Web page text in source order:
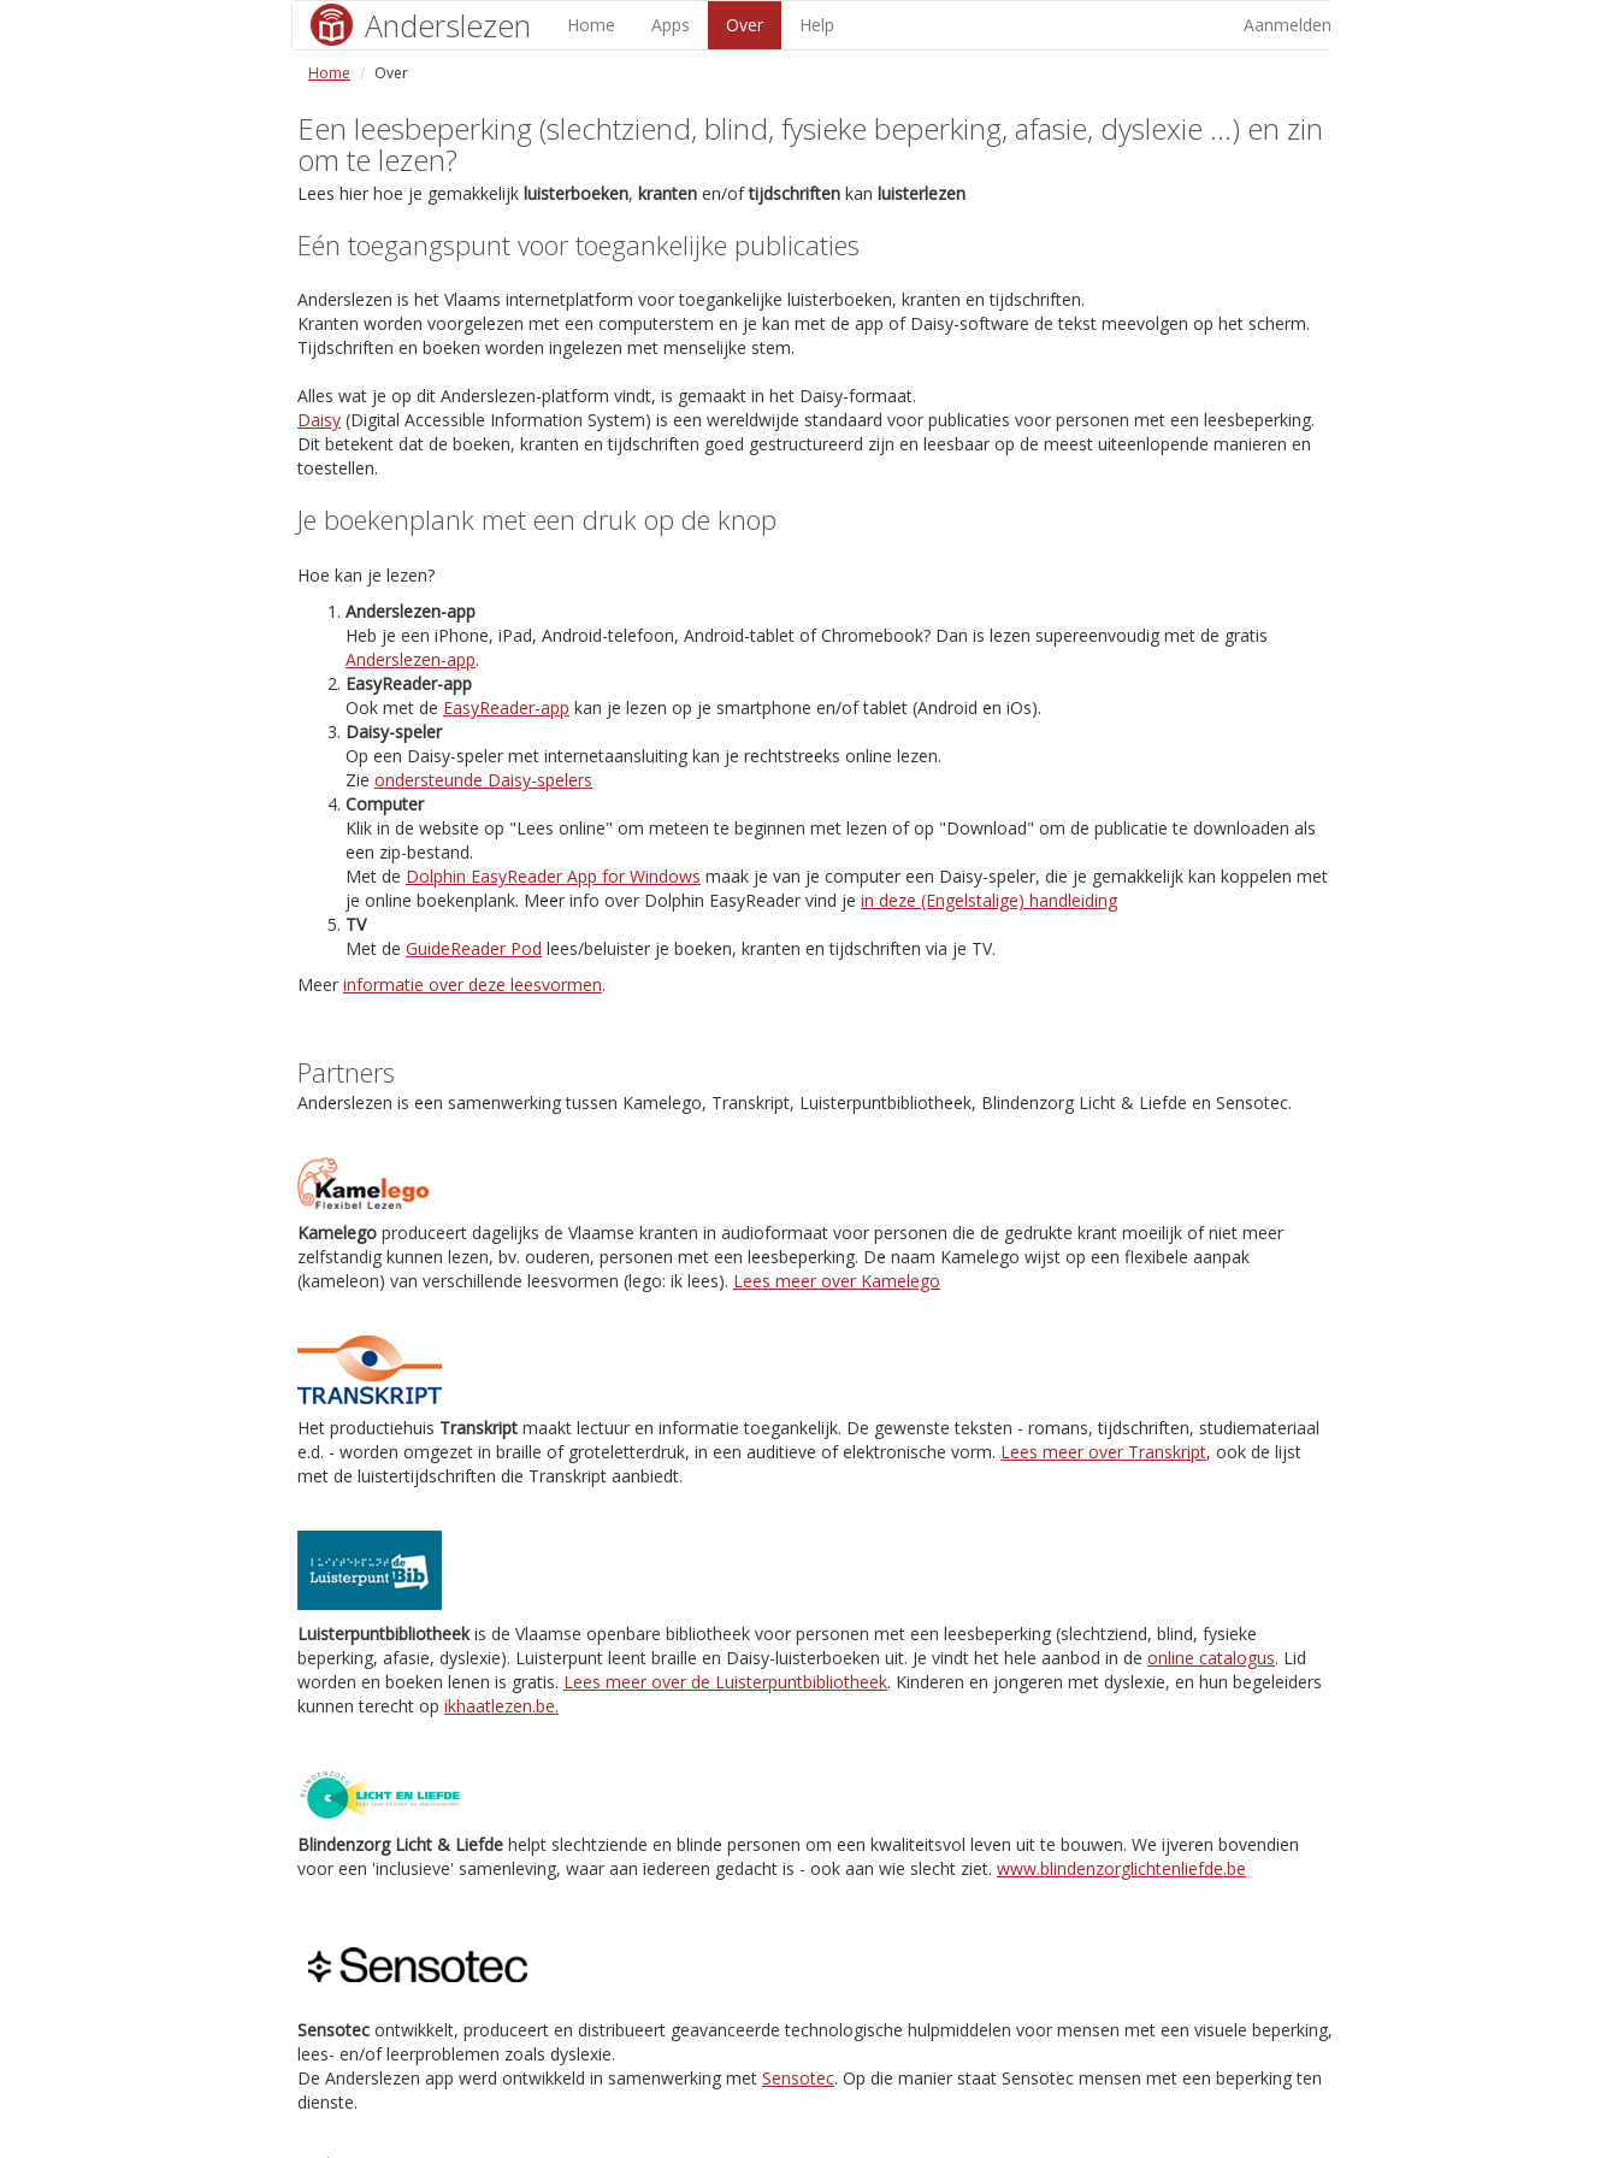
Anderslezen Home Apps Over Help Aanmelden
Home Over
Een leesbeperking (slechtziend, blind, fysieke beperking, afasie, dyslexie ...) en zin
om te lezen?
Lees hier hoe je gemakkelijk luisterboeken, kranten en/oftijdschriften kan luisterlezen
Eén toegangspunt voor toegankelijke publicaties
Anderslezen is het Vlaams internetplatform voor toegankelijke luisterboeken, kranten en tijdschriften.
Kranten worden voorgelezen met een computerstem en je kan met de app of Daisy-software de tekst meevolgen op het scherm.
Tijdschriften en boeken worden ingelezen met menselijke stem.
Alles wat je op dit Anderslezen-platform vindt, is gemaakt in het Daisy-formaat.
Daisy (Digital Accessible Information System) is een wereldwijde standaard voor publicaties voor personen met een leesbeperking.
Dit betekent dat de boeken, kranten en tijdschriften goed gestructureerd zijn en leesbaar op de meest uiteenlopende manieren en
toestellen.
Je boekenplank met een druk op de knop
Hoe kan je lezen?
Anderslezen-app
Heb je een iPhone, iPad, Android-telefoon, Android-tablet of Chromebook? Dan is lezen supereenvoudig met de gratis
Anderslezen-app.
EasyReader-app
Ook met de EasyReader-app kan je lezen op je smartphone en/of tablet (Android en iOs).
Daisy-speler
Op een Daisy-speler met internetaansluiting kan je rechtstreeks online lezen.
Zie ondersteunde Daisy-spelers
Computer
Klik in de website op "Lees online" om meteen te beginnen met lezen of op "Download" om de publicatie te downloaden als
een zip-bestand.
Met de Dolphin EasyReader App for Windows maak je van je computer een Daisy-speler, die je gemakkelijk kan koppelen met
je online boekenplank. Meer info over Dolphin EasyReader vind je in deze (Engelstalige) handleiding
TV
Met de GuideReader Pod lees/beluister je boeken, kranten en tijdschriften via je TV.
Meer informatie over deze leesvormen.
Partners
Anderslezen is een samenwerking tussen Kamelego, Transkript, Luisterpuntbibliotheek, Blindenzorg Licht & Liefde en Sensotec.
Kamelego produceert dagelijks de Vlaamse kranten in audioformaat voor personen die de gedrukte krant moeilijk of niet meer
zelfstandig kunnen lezen, bv. ouderen, personen met een leesbeperking. De naam Kamelego wijst op een flexibele aanpak
(kameleon) van verschillende leesvormen (lego: ik lees). Lees meer over Kamelego
Het productiehuis Transkript maakt lectuur en informatie toegankelijk. De gewenste teksten - romans, tijdschriften, studiemateriaal
e.d. - worden omgezet in braille of groteletterdruk, in een auditieve of elektronische vorm. Lees meer over Transkript, ook de lijst
met de luistertijdschriften die Transkript aanbiedt.
Luisterpuntbibliotheekis de Vlaamse openbare bibliotheek voor personen met een leesbeperking (slechtziend, blind, fysieke
beperking, afasie, dyslexie). Luisterpunt leent braille en Daisy-luisterboeken uit. Je vindt het hele aanbod in de online catalogus. Lid
worden en boeken lenen is gratis. Lees meer over de Luisterpuntbibliotheek. Kinderen en jongeren met dyslexie, en hun begeleiders
kunnen terecht op ikhaatlezen.be.
Blindenzorg Licht & Liefde helpt slechtziende en blinde personen om een kwaliteitsvol leven uit te bouwen. We ijveren bovendien
voor een 'inclusieve' samenleving, waar aan iedereen gedacht is - ook aan wie slecht ziet. www.blindenzorglichtenliefde.be
Sensotec ontwikkelt, produceert en distribueert geavanceerde technologische hulpmiddelen voor mensen met een visuele beperking,
lees- en/of leerproblemen zoals dyslexie.
De Anderslezen app werd ontwikkeld in samenwerking met Sensotec. Op die manier staat Sensotec mensen met een beperking ten
dienste.